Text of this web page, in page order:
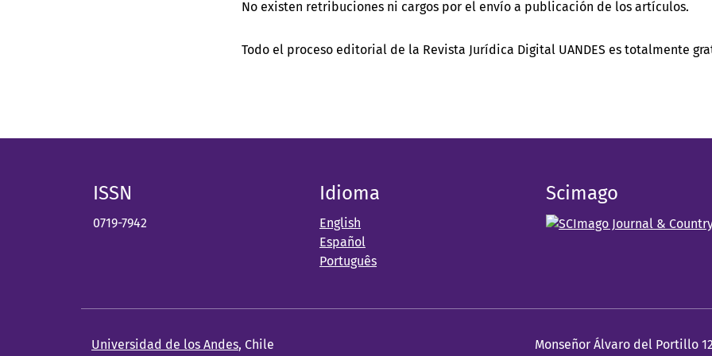
No existen retribuciones ni cargos por el envío a publicación de los artículos.
Todo el proceso editorial de la Revista Jurídica Digital UANDES es totalmente
ISSN
0719-7942
Idioma
English
Español
Português
Scimago
Universidad de los Andes, Chile Monseñor Álvaro del Portillo